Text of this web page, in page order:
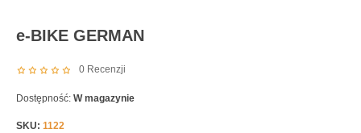
e-BIKE GERMAN
0 Recenzji
Dostępność: W magazynie
SKU: 1122